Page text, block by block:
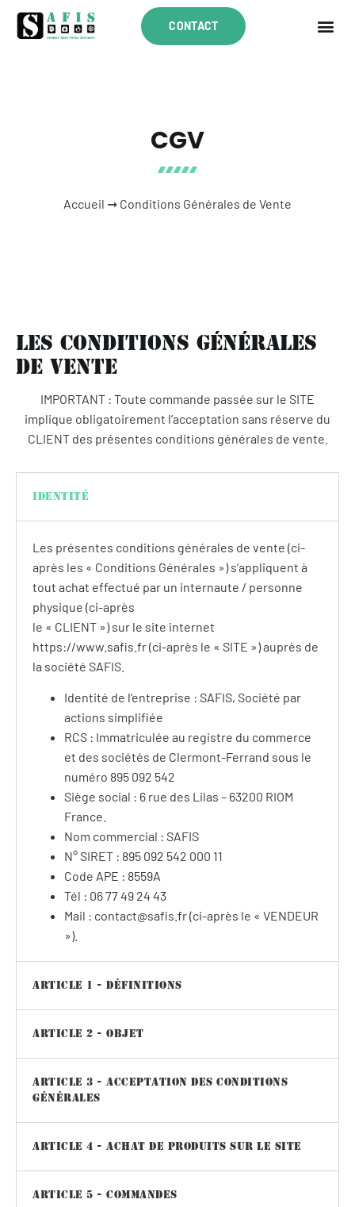
CONTACT
CGV
Accueil ➞ Conditions Générales de Vente
Les conditions générales
de vente
IMPORTANT : Toute commande passée sur le SITE
implique obligatoirement l’acceptation sans réserve du
CLIENT des présentes conditions générales de vente.
Identité
Les présentes conditions générales de vente (ci-
après les « Conditions Générales ») s’appliquent à
tout achat effectué par un internaute / personne
physique (ci-après
le « CLIENT ») sur le site internet
https://www.safis.fr(ci-après le « SITE ») auprès de
la société SAFIS.
Identité de l’entreprise : SAFIS, Société par
actions simplifiée
RCS : Immatriculée au registre du commerce
et des sociétés de Clermont-Ferrand sous le
numéro 895 092 542
Siège social : 6 rue des Lilas – 63200 RIOM
France.
Nom commercial : SAFIS
N° SIRET : 895 092 542 000 11
Code APE : 8559A
Tél : 06 77 49 24 43
Mail : contact@safis.fr (ci-après le « VENDEUR
»).
Article 1 - Définitions
Article 2 - Objet
Article 3 - Acceptation des conditions
générales
Article 4 - Achat de produits sur le site
Article 5 - Commandes